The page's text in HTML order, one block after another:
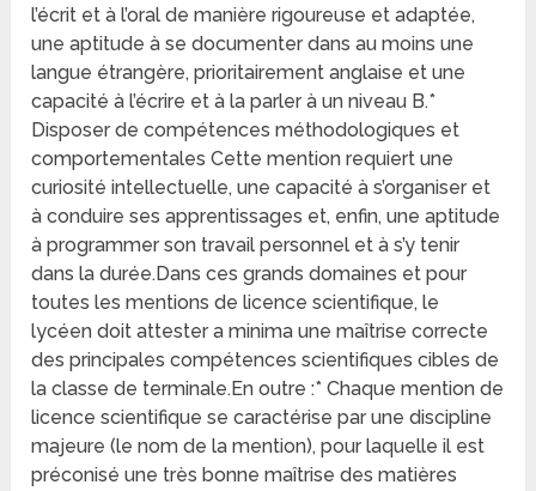
l’écrit et à l’oral de manière rigoureuse et adaptée,
une aptitude à se documenter dans au moins une
langue étrangère, prioritairement anglaise et une
capacité à l’écrire et à la parler à un niveau B.*
Disposer de compétences méthodologiques et
comportementales Cette mention requiert une
curiosité intellectuelle, une capacité à s’organiser et
à conduire ses apprentissages et, enfin, une aptitude
à programmer son travail personnel et à s’y tenir
dans la durée.Dans ces grands domaines et pour
toutes les mentions de licence scientifique, le
lycéen doit attester a minima une maîtrise correcte
des principales compétences scientifiques cibles de
la classe de terminale.En outre :* Chaque mention de
licence scientifique se caractérise par une discipline
majeure (le nom de la mention), pour laquelle il est
préconisé une très bonne maîtrise des matières